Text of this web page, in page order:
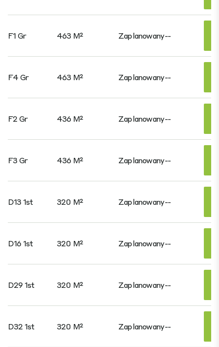
F1 Gr 463 M² Zaplanowany--
F4 Gr 463 M² Zaplanowany--
F2 Gr 436 M² Zaplanowany--
F3 Gr 436 M² Zaplanowany--
D13 1st 320 M² Zaplanowany--
D16 1st 320 M² Zaplanowany--
D29 1st 320 M² Zaplanowany--
D32 1st 320 M² Zaplanowany--